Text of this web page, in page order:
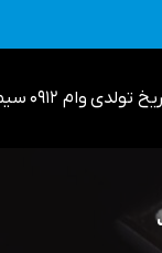
تولدی وام 0912